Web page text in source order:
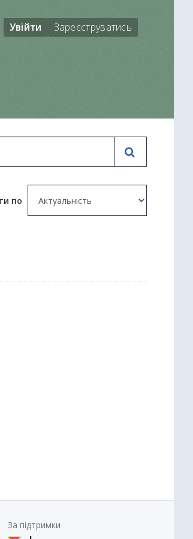
Увійти Зареєструватись
по
За підтримки